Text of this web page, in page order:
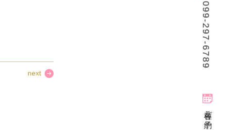
099-297-6789
各種ご予約
next